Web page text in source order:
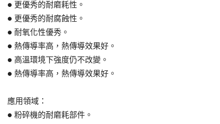
● 更優秀的耐磨耗性。
● 更優秀的耐腐蝕性。
● 耐氧化性優秀。
● 熱傳導率高，熱傳導效果好。
● 高溫環境下強度仍不改變。
● 熱傳導率高，熱傳導效果好。
應用領域：
● 粉碎機的耐磨耗部件。